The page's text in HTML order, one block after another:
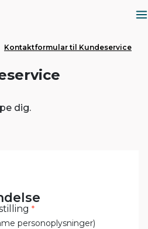
Kontaktformular til Kundeservice
dig.
personoplysninger)
*